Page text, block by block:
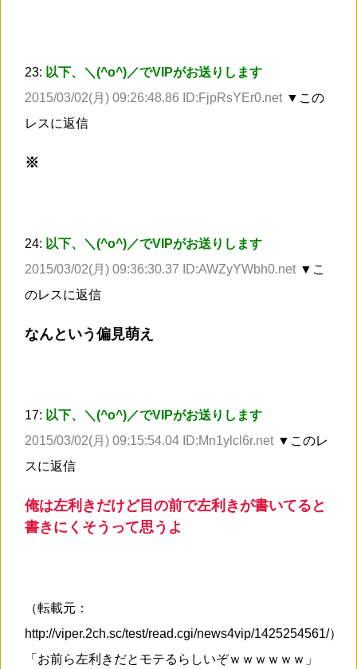
23: 以下、＼(^o^)／でVIPがお送りします
2015/03/02(月) 09:26:48.86 ID:FjpRsYEr0.net ▼この
レスに返信
※
24: 以下、＼(^o^)／でVIPがお送りします
2015/03/02(月) 09:36:30.37 ID:AWZyYWbh0.net ▼こ
のレスに返信
なんという偏見萌え
17: 以下、＼(^o^)／でVIPがお送りします
2015/03/02(月) 09:15:54.04 ID:Mn1ylcl6r.net ▼このレ
スに返信
俺は左利きだけど目の前で左利きが書いてると
書きにくそうって思うよ
（転載元：
http://viper.2ch.sc/test/read.cgi/news4vip/1425254561/）
「お前ら左利きだとモテるらしいぞｗｗｗｗｗｗ」